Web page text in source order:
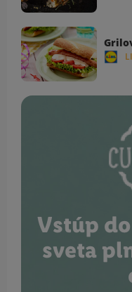
Vstúp
sveta